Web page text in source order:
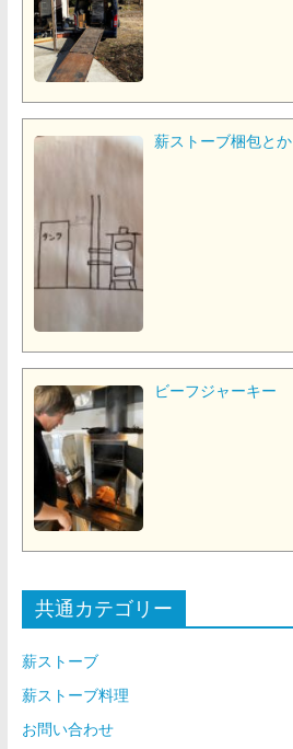
薪ストーブ梱包とか
ビーフジャーキー
共通カテゴリー
薪ストーブ
薪ストーブ料理
お問い合わせ